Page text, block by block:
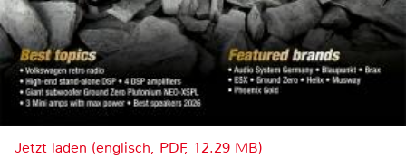
Jetzt laden (englisch, PDF, 12.29 MB)